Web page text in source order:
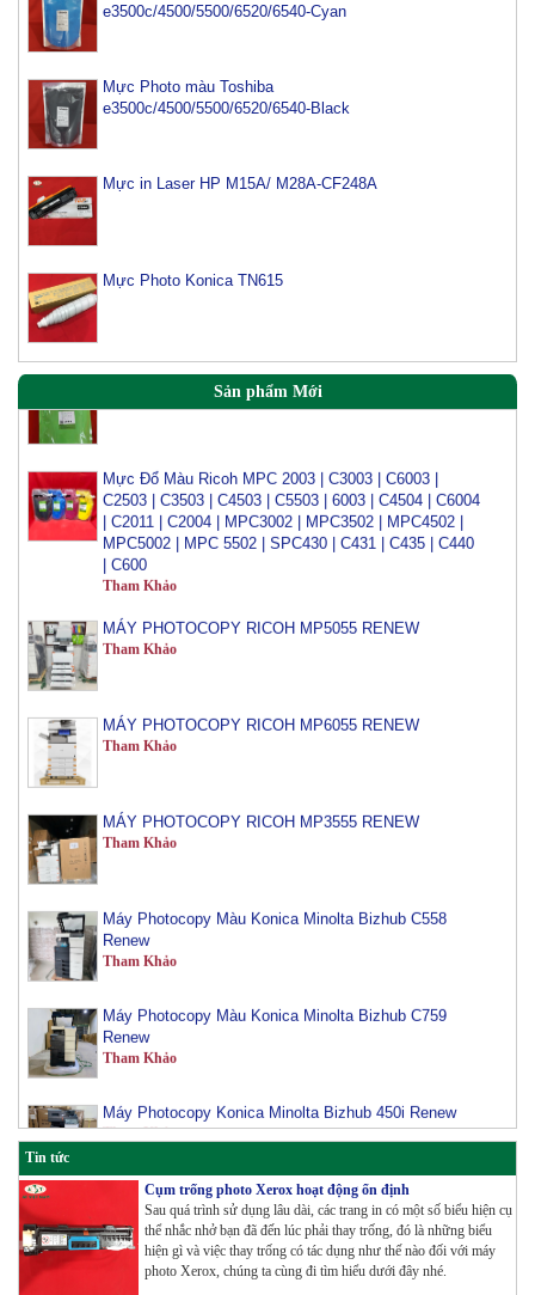
e3500c/4500/5500/6520/6540-Cyan
Mực Photo màu Toshiba
e3500c/4500/5500/6520/6540-Black
Mực in Laser HP M15A/ M28A-CF248A
Mực Photo Konica TN615
Sản phẩm Mới
3554SP
Tham Khảo
Mực đổ photo ricoh MP 3054/3554/4054/5054/6054
C2503 | C3503 | C4503 | C5503 | 6003 | C4504 | C6004
| C2011 | C2004 | MPC3002 | MPC3502 | MPC4502 |
MPC5002 | MPC 5502 | SPC430 | C431 | C435 | C440
| C600
Tham Khảo
Tham Khảo
Tham Khảo
Tham Khảo
Renew
Tham Khảo
Renew
Tham Khảo
Tham Khảo
Máy Photocopy màu Toshiba E-Studio 3515AC Renew
Tham Khảo
Máy Photocopy Konica Minolta Bizhub 360i Renew
Tin tức
Cụm trống photo Xerox hoạt động ổn định
Sau quá trình sử dụng lâu dài, các trang in có một số biểu hiện cụ
thể nhắc nhở bạn đã đến lúc phải thay trống, đó là những biểu
hiện gì và việc thay trống có tác dụng như thế nào đối với máy
photo Xerox, chúng ta cùng đi tìm hiểu dưới đây nhé.